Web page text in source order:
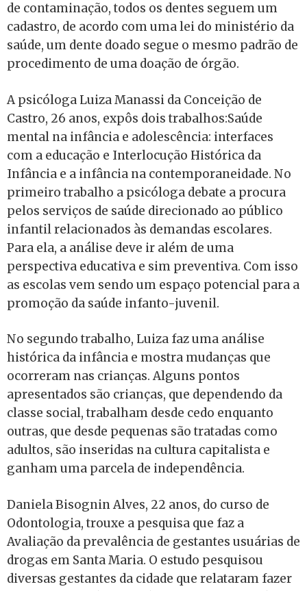
de contaminação, todos os dentes seguem um
cadastro, de acordo com uma lei do ministério da
saúde, um dente doado segue o mesmo padrão de
procedimento de uma doação de órgão.
A psicóloga Luiza Manassi da Conceição de
Castro, 26 anos, expôs dois trabalhos:Saúde
mental na infância e adolescência: interfaces
com a educação e Interlocução Histórica da
Infância e a infância na contemporaneidade. No
primeiro trabalho a psicóloga debate a procura
pelos serviços de saúde direcionado ao público
infantil relacionados às demandas escolares.
Para ela, a análise deve ir além de uma
perspectiva educativa e sim preventiva. Com isso
as escolas vem sendo um espaço potencial para a
promoção da saúde infanto-juvenil.
No segundo trabalho, Luiza faz uma análise
histórica da infância e mostra mudanças que
ocorreram nas crianças. Alguns pontos
apresentados são crianças, que dependendo da
classe social, trabalham desde cedo enquanto
outras, que desde pequenas são tratadas como
adultos, são inseridas na cultura capitalista e
ganham uma parcela de independência.
Daniela Bisognin Alves, 22 anos, do curso de
Odontologia, trouxe a pesquisa que faz a
Avaliação da prevalência de gestantes usuárias de
drogas em Santa Maria. O estudo pesquisou
diversas gestantes da cidade que relataram fazer